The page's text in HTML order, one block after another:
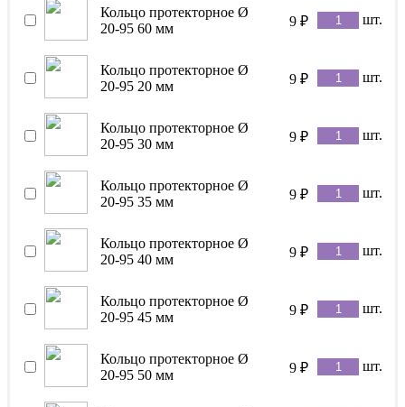
Кольцо протекторное Ø
20-95 60 мм
9 ₽ шт.
Кольцо протекторное Ø
20-95 20 мм
9 ₽ шт.
Кольцо протекторное Ø
20-95 30 мм
9 ₽ шт.
Кольцо протекторное Ø
20-95 35 мм
9 ₽ шт.
Кольцо протекторное Ø
20-95 40 мм
9 ₽ шт.
Кольцо протекторное Ø
20-95 45 мм
9 ₽ шт.
Кольцо протекторное Ø
20-95 50 мм
9 ₽ шт.